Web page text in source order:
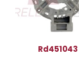
Rd451043